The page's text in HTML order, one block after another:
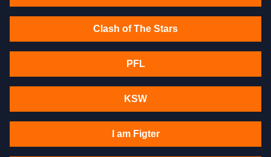
Clash of The Stars
PFL
KSW
I am Figter